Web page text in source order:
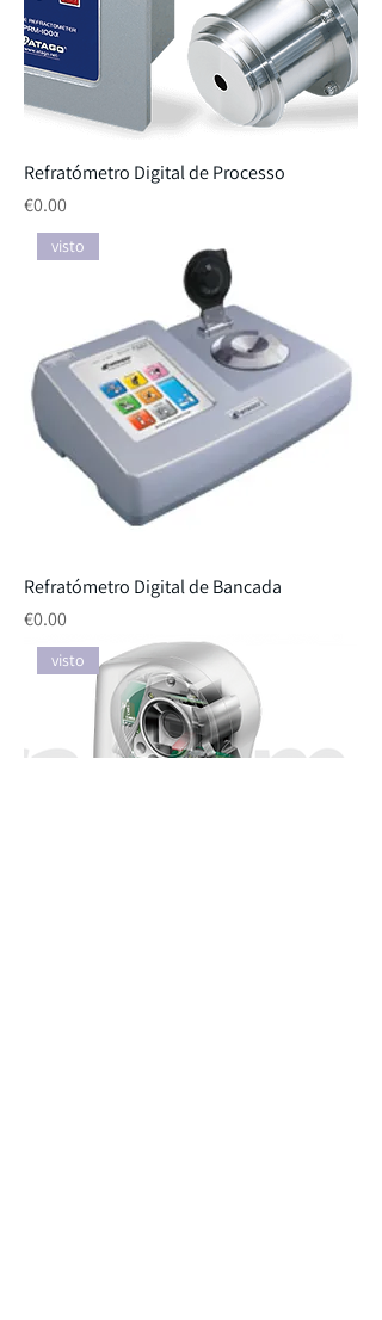
Refratómetro Digital de Processo
Price
€0.00
visto
Refratómetro Digital de Bancada
Price
€0.00
visto